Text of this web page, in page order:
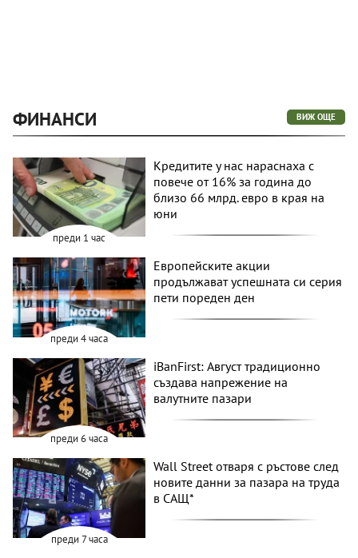
ФИНАНСИ ВИЖ ОЩЕ
преди 1 час
Кредитите у нас нараснаха с
повече от 16% за година до
близо 66 млрд. евро в края на
юни
преди 4 часа
Европейските акции
продължават успешната си серия
пети пореден ден
преди 6 часа
iBanFirst: Август традиционно
създава напрежение на
валутните пазари
преди 7 часа
Wall Street отваря с ръстове след
новите данни за пазара на труда
в САЩ*